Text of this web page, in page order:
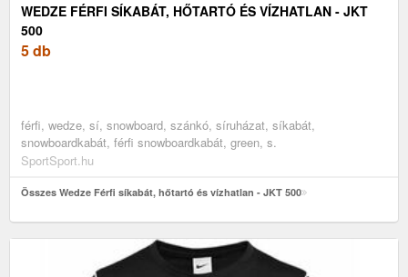
WEDZE FÉRFI SÍKABÁT, HŐTARTÓ ÉS VÍZHATLAN - JKT
500
5 db
férfi, wedze, sí, snowboard, szánkó, síruházat, síkabát,
snowboardkabát, férfi snowboardkabát, green, s.
SportSport.hu
Összes Wedze Férfi síkabát, hőtartó és vízhatlan - JKT 500